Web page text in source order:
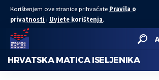
Korištenjem ove stranice prihvaćate Pravila o
privatnosti i Uvjete korištenja.
HRVATSKA MATICA ISELJENIKA